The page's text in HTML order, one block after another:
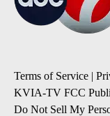
Terms of Service |
KVIA-TV FCC
Do Not Sell My